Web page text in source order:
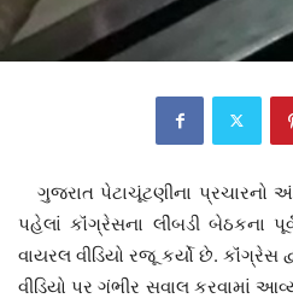
ગુજરાત પેટાચૂંટણીના પ્રચારનો
પહેલાં કૉંગ્રેસના લીંબડી બેઠકના
વાયરલ વીડિયો રજૂ કર્યો છે. કૉંગ્રેસ
વીડિયો પર ગંભીર સવાલ કરવામાં